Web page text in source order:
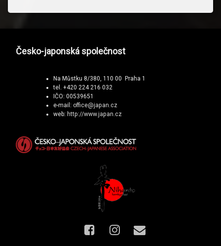
Česko-japonská společnost
Na Můstku 8/380, 110 00 Praha 1
tel. +420 224 216 032
IČO: 00539651
e-mail: office@japan.cz
web: http://www.japan.cz
Facebook
Instagram
E-mail